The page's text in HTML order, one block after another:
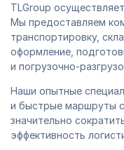
TLGroup
Мы предоставляем
транспортировку,
оформление,
и погрузочно-
Наши опытные
и быстрые маршруты
значительно
эффективность